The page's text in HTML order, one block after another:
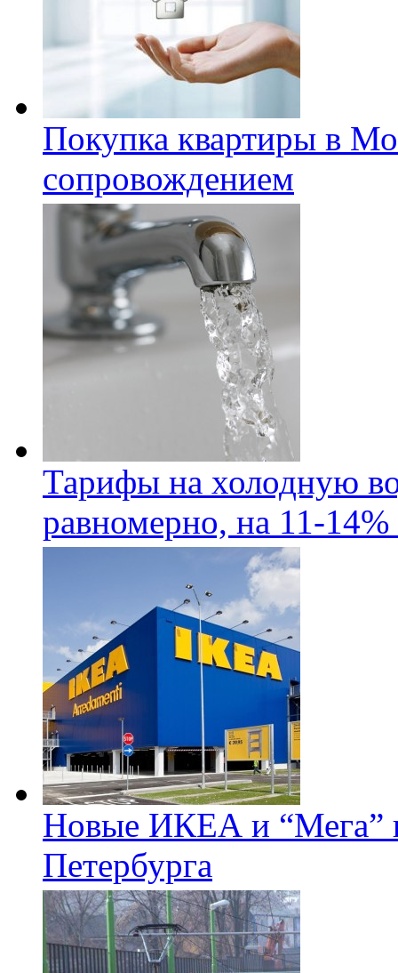
Покупка квартиры в
сопровождением
Тарифы на холодную
равномерно, на 11-14%
Новые ИКЕА и “Мега”
Петербурга